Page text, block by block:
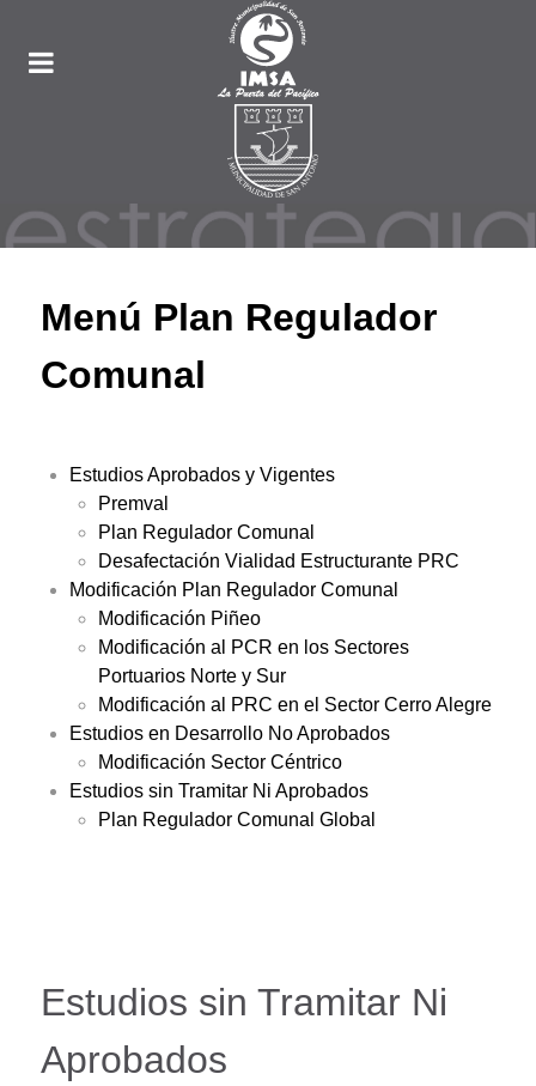
Menú Plan Regulador
Comunal
Estudios Aprobados y Vigentes
Premval
Plan Regulador Comunal
Desafectación Vialidad Estructurante PRC
Modificación Plan Regulador Comunal
Modificación Piñeo
Modificación al PCR en los Sectores
Portuarios Norte y Sur
Modificación al PRC en el Sector Cerro Alegre
Estudios en Desarrollo No Aprobados
Modificación Sector Céntrico
Estudios sin Tramitar Ni Aprobados
Plan Regulador Comunal Global
Estudios sin Tramitar Ni
Aprobados